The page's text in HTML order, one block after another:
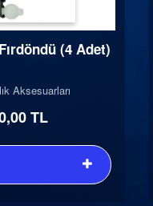
(4 Adet)
Aksesuarları
TL